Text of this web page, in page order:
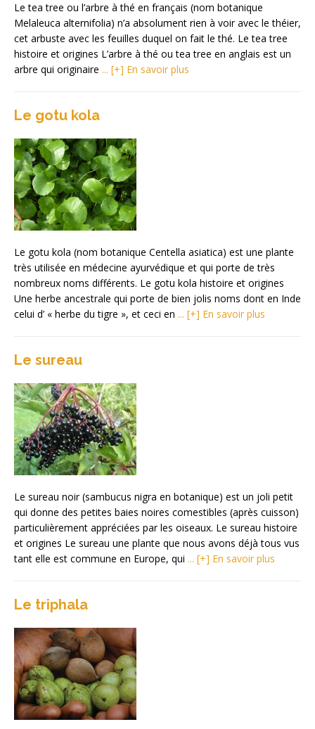
Le tea tree ou l’arbre à thé en français (nom botanique
Melaleuca alternifolia) n’a absolument rien à voir avec le théier,
cet arbuste avec les feuilles duquel on fait le thé. Le tea tree
histoire et origines L’arbre à thé ou tea tree en anglais est un
arbre qui originaire ... [+] En savoir plus
Le gotu kola
Le gotu kola (nom botanique Centella asiatica) est une plante
très utilisée en médecine ayurvédique et qui porte de très
nombreux noms différents. Le gotu kola histoire et origines
Une herbe ancestrale qui porte de bien jolis noms dont en Inde
celui d’ « herbe du tigre », et ceci en ... [+] En savoir plus
Le sureau
Le sureau noir (sambucus nigra en botanique) est un joli petit
qui donne des petites baies noires comestibles (après cuisson)
particulièrement appréciées par les oiseaux. Le sureau histoire
et origines Le sureau une plante que nous avons déjà tous vus
tant elle est commune en Europe, qui ... [+] En savoir plus
Le triphala